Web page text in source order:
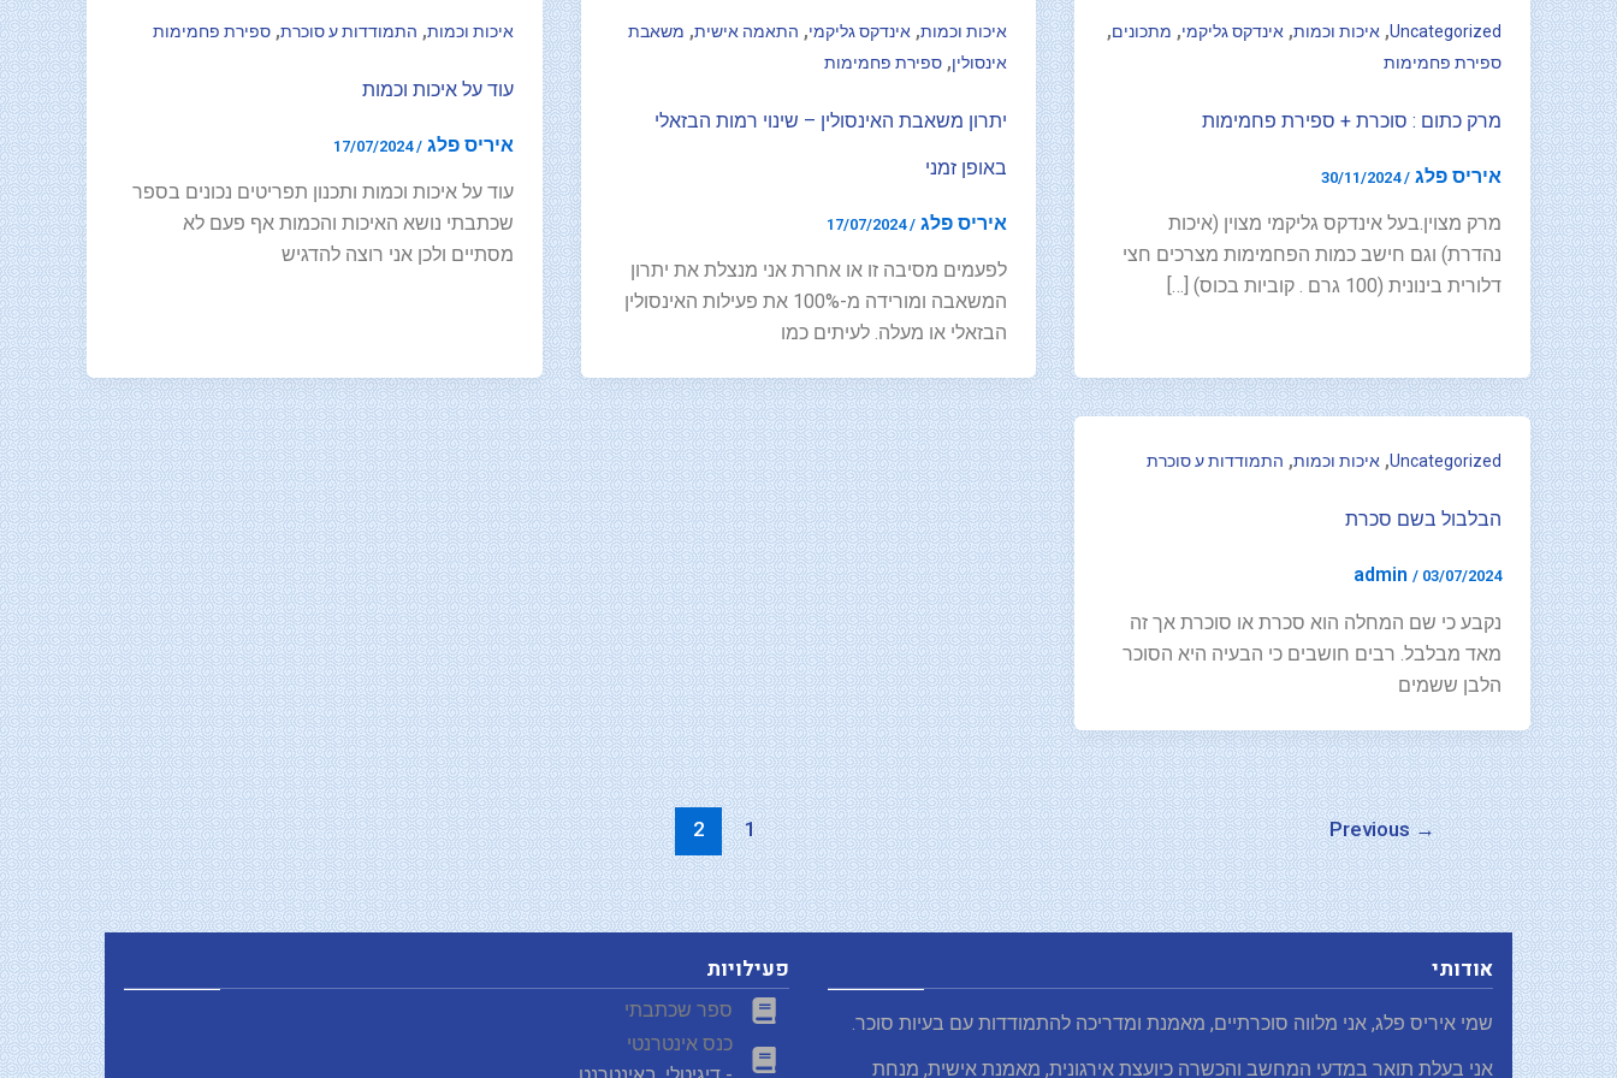
Uncategorized
, איכות וכמות, אינדקס גליקמי, מתכונים,
ספירת פחמימות
מרק כתום : סוכרת + ספירת פחמימות
איריס פלג /
30/11/2024
מרק מצוין.בעל אינדקס גליקמי מצוין (איכות
נהדרת) וגם חישב כמות הפחמימות מצרכים חצי
דלורית בינונית (100 גרם . קוביות בכוס) […]
איכות וכמות, אינדקס גליקמי, התאמה אישית, משאבת
אינסולין, ספירת פחמימות
יתרון משאבת האינסולין – שינוי רמות הבזאלי
באופן זמני
איריס פלג /
17/07/2024
לפעמים מסיבה זו או אחרת אני מנצלת את יתרון
המשאבה ומורידה מ-100% את פעילות האינסולין
הבזאלי או מעלה. לעיתים כמו
איכות וכמות, התמודדות ע סוכרת,ספירת פחמימות
עוד על איכות וכמות
איריס פלג/
17/07/2024
עוד על איכות וכמות ותכנון תפריטים נכונים בספר
שכתבתי נושא האיכות והכמות אף פעם לא
מסתיים ולכן אני רוצה להדגיש
Uncategorized
, איכות וכמות, התמודדות ע סוכרת
הבלבול בשם סכרת
admin / 03/07/2024
נקבע כי שם המחלה הוא סכרת או סוכרת אך זה
מאד מבלבל. רבים חושבים כי הבעיה היא הסוכר
הלבן ששמים
→
Previous
1
2
אודותי
שמי איריס פלג, אני מלווה סוכרתיים, מאמנת ומדריכה להתמודדות עם בעיות סוכר.
אני בעלת תואר במדעי המחשב והכשרה כיועצת אירגונית, מאמנת אישית, מנחת
פעילויות
ספר שכתבתי
כנס אינטרנטי